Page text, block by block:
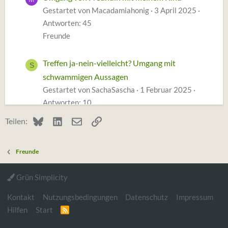
Gestartet von Macadamiahonig
3 April 2025
Antworten: 45
Freunde
S
Treffen ja-nein-vielleicht? Umgang mit
schwammigen Aussagen
Gestartet von SachaSascha
1 Februar 2025
Antworten: 10
Freunde
Antworten: 18
Freunde
Teilen: BlueskyLinkedInE-MailLink
Freunde
Grün Simplicity
Kontakt Nutzungsbedingungen Datenschutz
Impressum
Hilfen
Start
R